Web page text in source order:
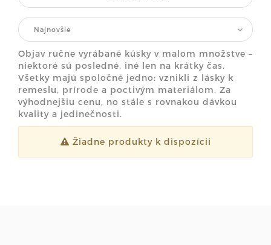
Najnovšie
Objav ručne vyrábané kúsky v malom množstve –
niektoré sú posledné, iné len na krátky čas.
Všetky majú spoločné jedno: vznikli z lásky k
remeslu, prírode a poctivým materiálom. Za
výhodnejšiu cenu, no stále s rovnakou dávkou
kvality a jedinečnosti.
Žiadne produkty k dispozícii